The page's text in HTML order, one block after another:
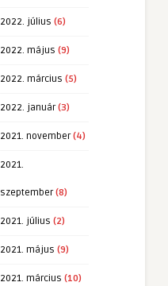
2022. július (6)
2022. május (9)
2022. március (5)
2022. január(3)
2021. november(4)
2021.
szeptember(8)
2021. július (2)
2021. május (9)
2021. március (10)